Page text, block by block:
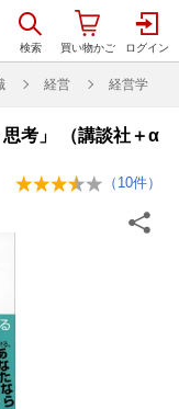
経営 経営学
考」 （講談社＋α
（ 10件）